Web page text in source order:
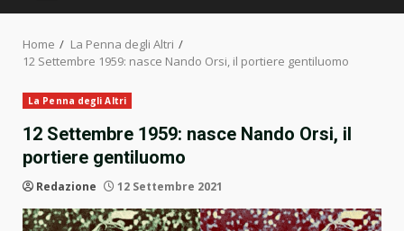
Home
La Penna degli Altri
12 Settembre 1959: nasce Nando Orsi, il portiere gentiluomo
La Penna degli Altri
12 Settembre 1959: nasce Nando Orsi, il
portiere gentiluomo
Redazione 12 Settembre 2021